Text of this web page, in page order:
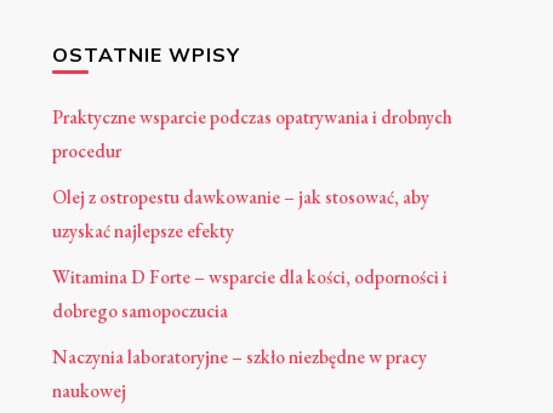
OSTATNIE WPISY
Praktyczne wsparcie podczas opatrywania i drobnych
procedur
Olej z ostropestu dawkowanie – jak stosować, aby
uzyskać najlepsze efekty
Witamina D Forte – wsparcie dla kości, odporności i
dobrego samopoczucia
Naczynia laboratoryjne – szkło niezbędne w pracy
naukowej